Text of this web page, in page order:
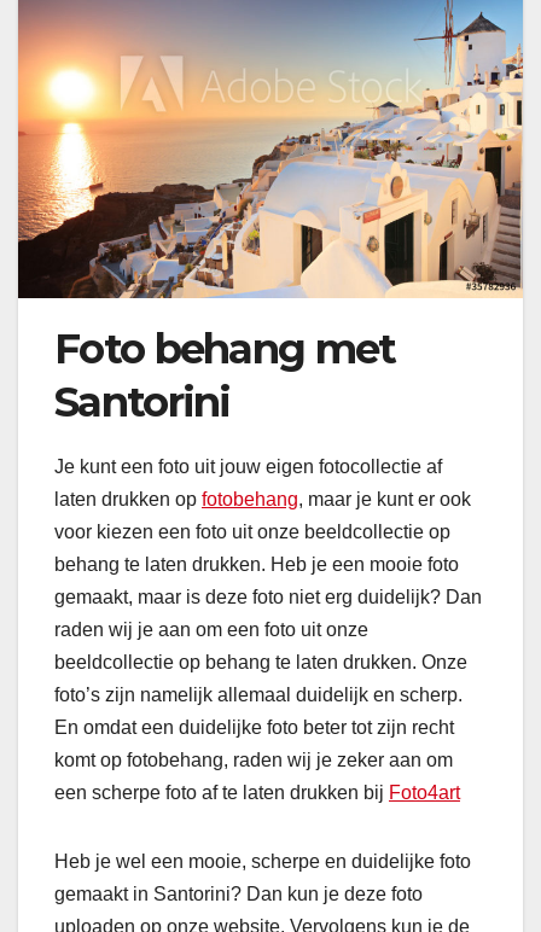
Foto behang met
Santorini
Je kunt een foto uit jouw eigen fotocollectie af
laten drukken op fotobehang, maar je kunt er ook
voor kiezen een foto uit onze beeldcollectie op
behang te laten drukken. Heb je een mooie foto
gemaakt, maar is deze foto niet erg duidelijk? Dan
raden wij je aan om een foto uit onze
beeldcollectie op behang te laten drukken. Onze
foto’s zijn namelijk allemaal duidelijk en scherp.
En omdat een duidelijke foto beter tot zijn recht
komt op fotobehang, raden wij je zeker aan om
een scherpe foto af te laten drukken bij Foto4art
Heb je wel een mooie, scherpe en duidelijke foto
gemaakt in Santorini? Dan kun je deze foto
uploaden op onze website. Vervolgens kun je de